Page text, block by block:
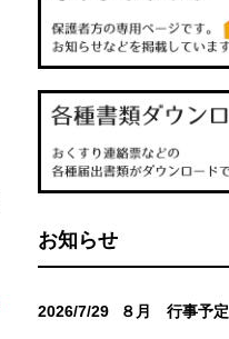
お知らせ
2026/7/29 ８月 行事予定